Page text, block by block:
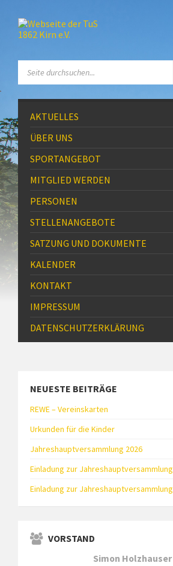
content
sidebar
footer
AKTUELLES
ÜBER UNS
SPORTANGEBOT
MITGLIED WERDEN
PERSONEN
STELLENANGEBOTE
SATZUNG UND DOKUMENTE
KALENDER
KONTAKT
IMPRESSUM
DATENSCHUTZ­ERKLÄRUNG
NEUESTE BEITRÄGE
REWE – Vereinskarten
Urkunden für die Kinder
Jahreshauptversammlung 2026
Einladung zur Jahreshauptversammlung
Einladung zur Jahreshauptversammlung
VORSTAND
Simon Holzhauser